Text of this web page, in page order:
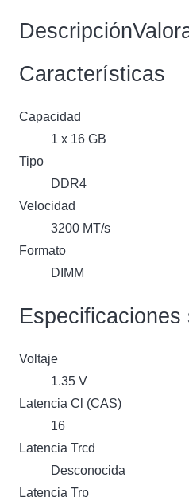
Descripción
Características
Capacidad
1 x 16 GB
Tipo
DDR4
Velocidad
3200 MT/s
Formato
DIMM
Especificaciones
Voltaje
1.35 V
Latencia Cl (CAS)
16
Latencia Trcd
Desconocida
Latencia Trp